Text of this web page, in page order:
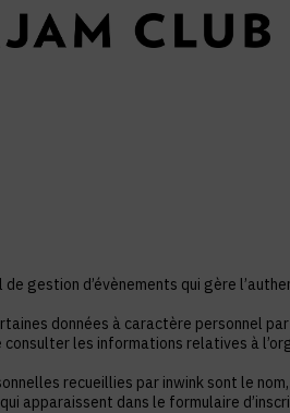
de gestion d’évènements qui gère
données à caractère personnel
consulter les informations relatives à
recueillies par inwink sont le
apparaissent dans le formulaire